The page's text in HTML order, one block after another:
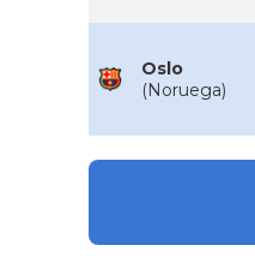
Oslo
(Noruega)